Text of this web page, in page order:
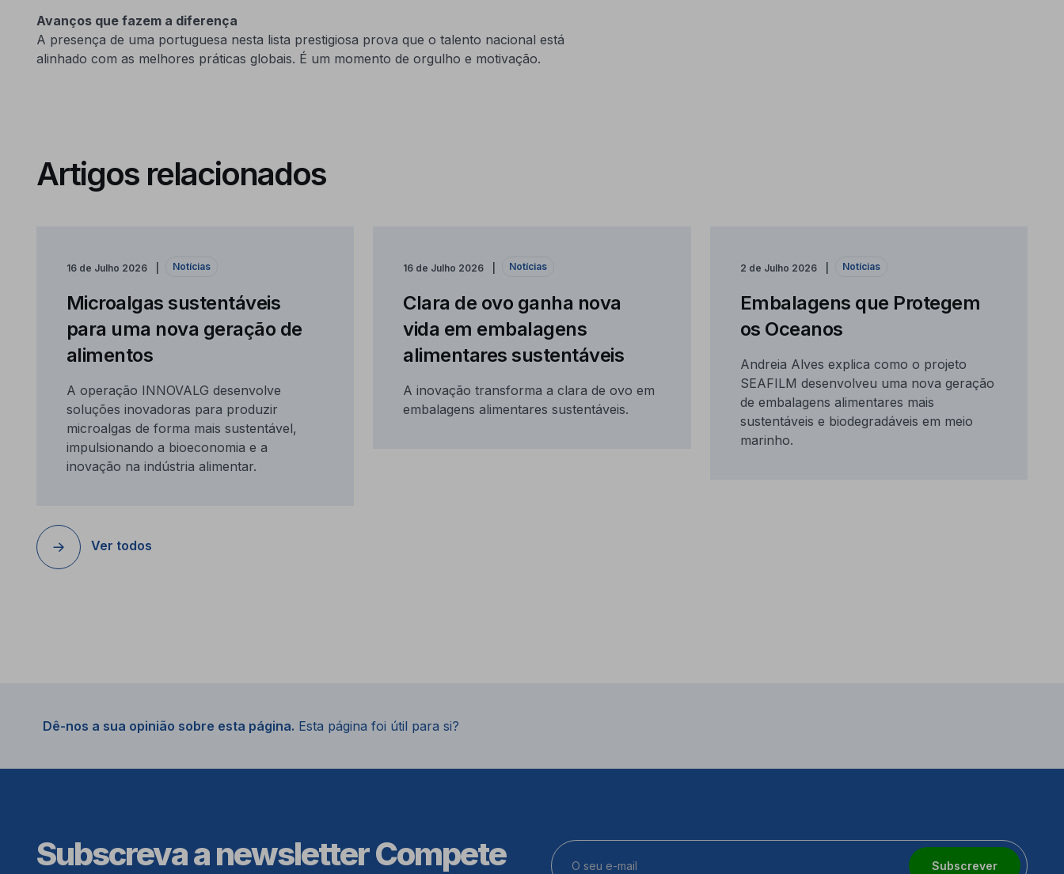
Avanços que fazem a diferença
A presença de uma portuguesa nesta lista prestigiosa prova que o talento nacional está
alinhado com as melhores práticas globais. É um momento de orgulho e motivação.
Artigos relacionados
16 de Julho 2026 Notícias
Microalgas sustentáveis
para uma nova geração de
alimentos
A operação INNOVALG desenvolve
soluções inovadoras para produzir
microalgas de forma mais sustentável,
impulsionando a bioeconomia e a
inovação na indústria alimentar.
16 de Julho 2026 Notícias
Clara de ovo ganha nova
vida em embalagens
alimentares sustentáveis
A inovação transforma a clara de ovo em
embalagens alimentares sustentáveis.
2 de Julho 2026 Notícias
Embalagens que Protegem
os Oceanos
Andreia Alves explica como o projeto
SEAFILM desenvolveu uma nova geração
de embalagens alimentares mais
sustentáveis e biodegradáveis em meio
marinho.
Ver todos
Dê-nos a sua opinião sobre esta página. Esta página foi útil para si?
Subscreva a newsletter Compete
Subscrever